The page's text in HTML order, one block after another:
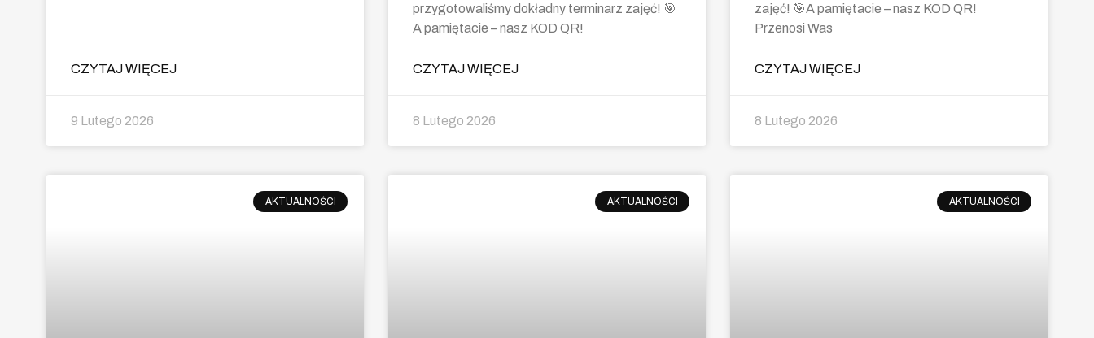
CZYTAJ WIĘCEJ
9 Lutego 2026
przygotowaliśmy dokładny terminarz zajęć! 🎯
A pamiętacie – nasz KOD QR!
CZYTAJ WIĘCEJ
8 Lutego 2026
zajęć! 🎯A pamiętacie – nasz KOD QR!
Przenosi Was
CZYTAJ WIĘCEJ
8 Lutego 2026
AKTUALNOŚCI AKTUALNOŚCI AKTUALNOŚCI